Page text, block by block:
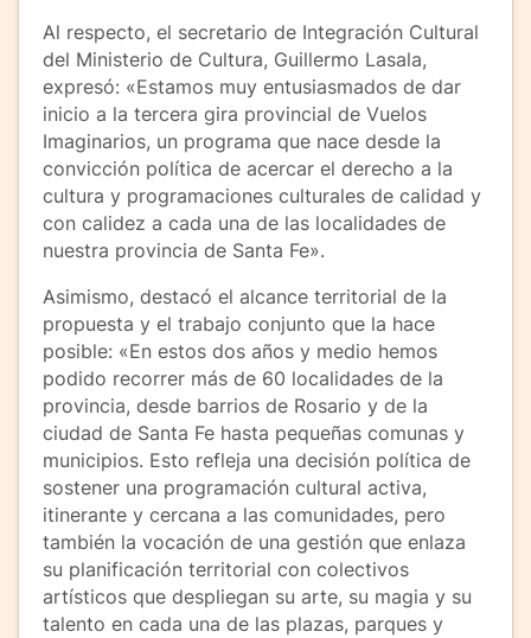
Al respecto, el secretario de Integración Cultural
del Ministerio de Cultura, Guillermo Lasala,
expresó: «Estamos muy entusiasmados de dar
inicio a la tercera gira provincial de Vuelos
Imaginarios, un programa que nace desde la
convicción política de acercar el derecho a la
cultura y programaciones culturales de calidad y
con calidez a cada una de las localidades de
nuestra provincia de Santa Fe».
Asimismo, destacó el alcance territorial de la
propuesta y el trabajo conjunto que la hace
posible: «En estos dos años y medio hemos
podido recorrer más de 60 localidades de la
provincia, desde barrios de Rosario y de la
ciudad de Santa Fe hasta pequeñas comunas y
municipios. Esto refleja una decisión política de
sostener una programación cultural activa,
itinerante y cercana a las comunidades, pero
también la vocación de una gestión que enlaza
su planificación territorial con colectivos
artísticos que despliegan su arte, su magia y su
talento en cada una de las plazas, parques y